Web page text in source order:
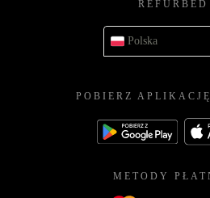
REFURBED
Polska
POBIERZ
METODY